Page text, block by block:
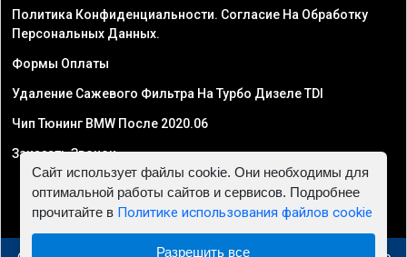
Политика Конфиденциальности. Согласие На Обработку
Персональных Данных.
Формы Оплаты
Удаление Сажевого Фильтра На Турбо Дизеле TDI
Чип Тюнинг BMW После 2020.06
Заказать Звонок
Сайт использует файлы cookie. Они необходимы для
оптимальной работы сайтов и сервисов. Подробнее
прочитайте в Политике использования файлов cookie
Разрешить все